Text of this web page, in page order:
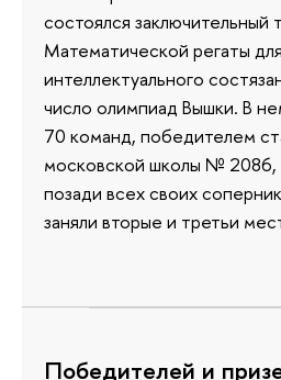
состоялся заключительный
Математической регаты
интеллектуального
число олимпиад Вышки. В
70 команд, победителем
московской школы № 2086,
позади всех своих
заняли вторые и третьи
Победителей и